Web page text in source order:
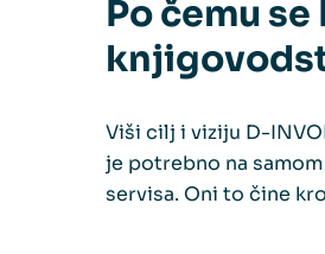
Po čemu
Viši cilj i viziju D-
je potrebno na
servisa. Oni to čine